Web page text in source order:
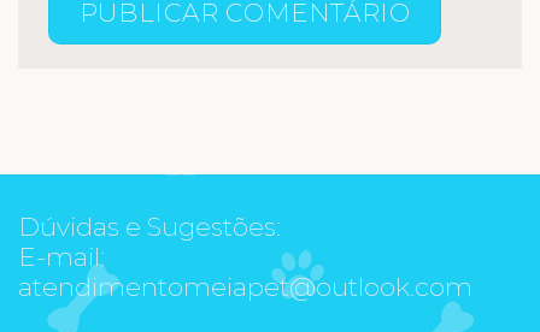
Dúvidas e Sugestões:
E-mail:
atendimentomeiapet@outlook.com